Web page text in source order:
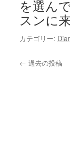
を選ん
スンに
カテゴリー:
← 過去の投稿